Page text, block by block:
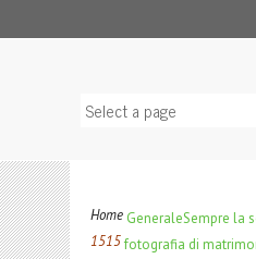
Home GeneraleSempre la
fotografia di
1515